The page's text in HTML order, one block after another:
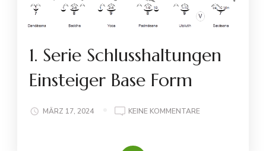
1. Serie Schlusshaltungen
Einsteiger Base Form
MÄRZ 17, 2024 KEINE KOMMENTAREZU